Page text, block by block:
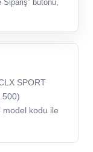
Sipariş” butonu,
SPORT
kodu ile